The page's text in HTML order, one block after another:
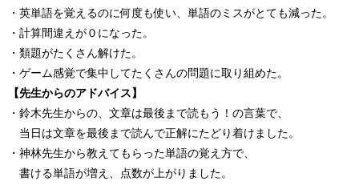
・英単語を覚えるのに何度も使い、単語のミスがとても減った。
・計算間違えが０になった。
・類題がたくさん解けた。
・ゲーム感覚で集中してたくさんの問題に取り組めた。
【先生からのアドバイス】
・鈴木先生からの、文章は最後まで読もう！の言葉で、
当日は文章を最後まで読んで正解にたどり着けました。
・神林先生から教えてもらった単語の覚え方で、
書ける単語が増え、点数が上がりました。